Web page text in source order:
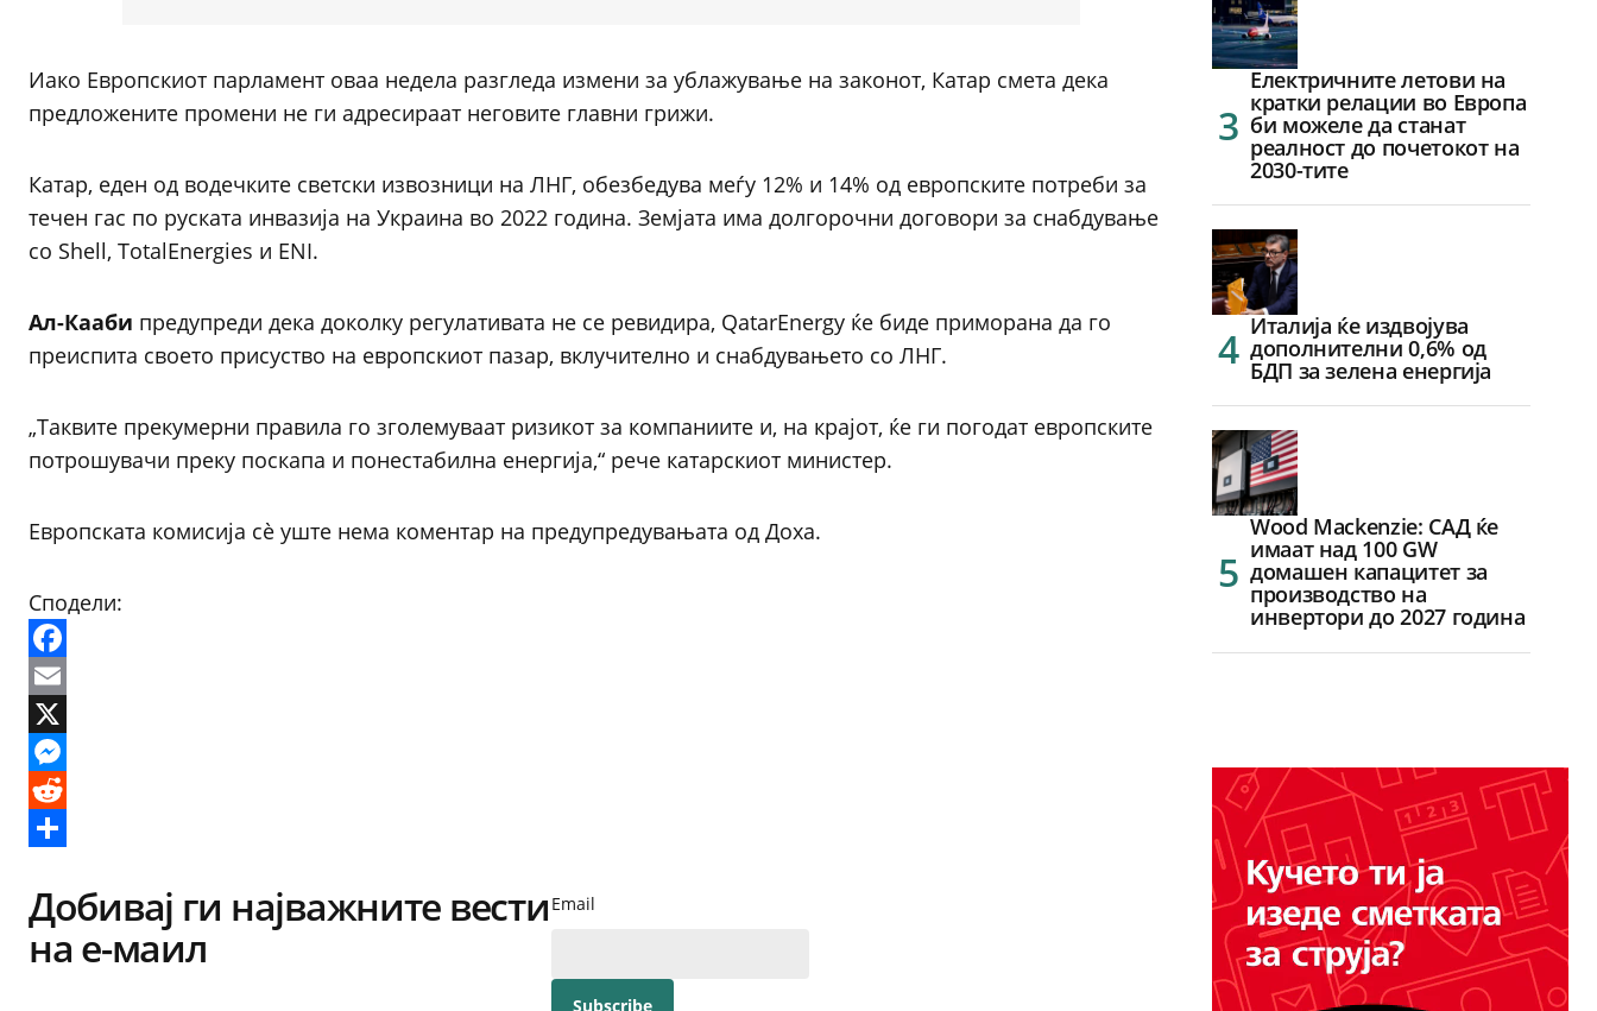
Иако Европскиот парламент оваа недела разгледа измени за ублажување на законот, Катар смета дека
предложените промени не ги адресираат неговите главни грижи.
Катар, еден од водечките светски извозници на ЛНГ, обезбедува меѓу 12% и 14% од европските потреби за
течен гас по руската инвазија на Украина во 2022 година. Земјата има долгорочни договори за снабдување
со Shell, TotalEnergies и ENI.
Ал-Кааби предупреди дека доколку регулативата не се ревидира, QatarEnergy ќе биде приморана да го
преиспита своето присуство на европскиот пазар, вклучително и снабдувањето со ЛНГ.
„Таквите прекумерни правила го зголемуваат ризикот за компаниите и, на крајот, ќе ги погодат европските
потрошувачи преку поскапа и понестабилна енергија,“ рече катарскиот министер.
Европската комисија сè уште нема коментар на предупредувањата од Доха.
Сподели:
Facebook
Email
X
Messenger
Reddit
Добивај ги најважните вести
на е-маил
Email
Електричните летови на
кратки релации во Европа
би можеле да станат
реалност до почетокот на
2030-тите
Италија ќе издвојува
дополнителни 0,6% од
БДП за зелена енергија
Wood Mackenzie: САД ќе
имаат над 100 GW
домашен капацитет за
производство на
инвертори до 2027 година